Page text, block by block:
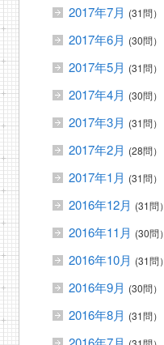
2017年7月 (31問）
2017年6月 (30問）
2017年5月 (31問）
2017年4月 (30問）
2017年3月 (31問）
2017年2月 (28問）
2017年1月 (31問）
2016年12月 (31問）
2016年11月 (30問）
2016年10月 (31問）
2016年9月 (30問）
2016年8月 (31問）